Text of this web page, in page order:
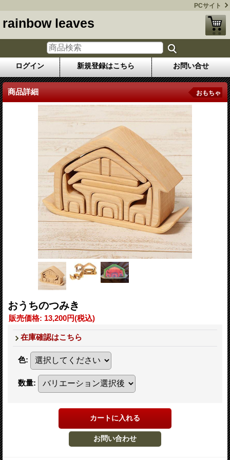
PCサイト
rainbow leaves
ログイン 新規登録はこちら お問い合せ
商品詳細 おもちゃ
おうちのつみき
販売価格: 13,200円(税込)
在庫確認はこちら
色:
数量: